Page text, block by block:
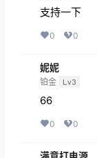
支持一下
0 0
妮妮
铂金 Lv3
66
0 0
满意打电源